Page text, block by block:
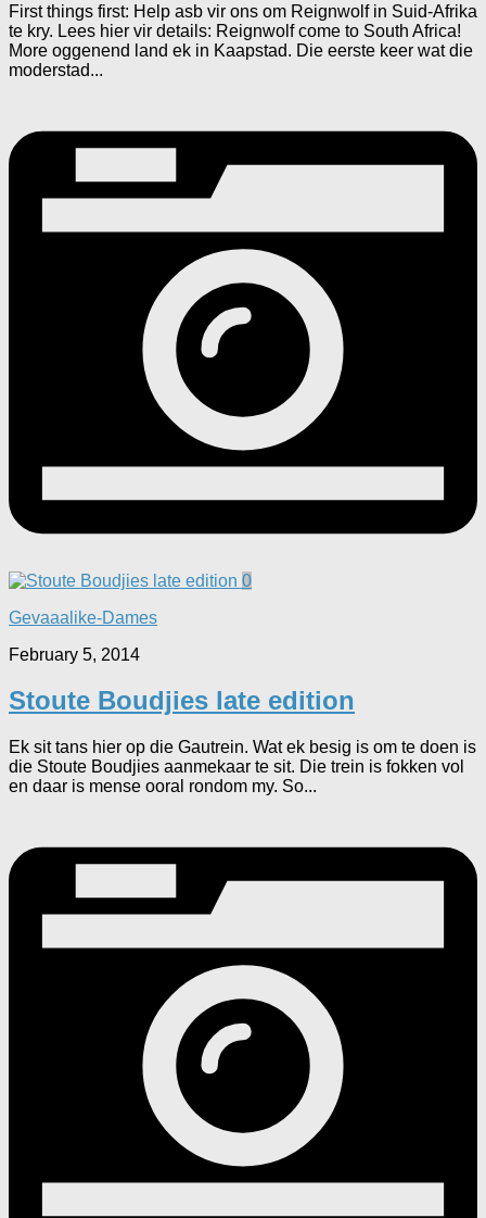
First things first: Help asb vir ons om Reignwolf in Suid-Afrika
te kry. Lees hier vir details: Reignwolf come to South Africa!
More oggenend land ek in Kaapstad. Die eerste keer wat die
moderstad...
0
Gevaaalike-Dames
February 5, 2014
Stoute Boudjies late edition
Ek sit tans hier op die Gautrein. Wat ek besig is om te doen is
die Stoute Boudjies aanmekaar te sit. Die trein is fokken vol
en daar is mense ooral rondom my. So...